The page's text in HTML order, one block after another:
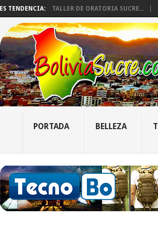
ES TENDENCIA: TALLER DE ORATORIA SUCRE...
PORTADA BELLEZA